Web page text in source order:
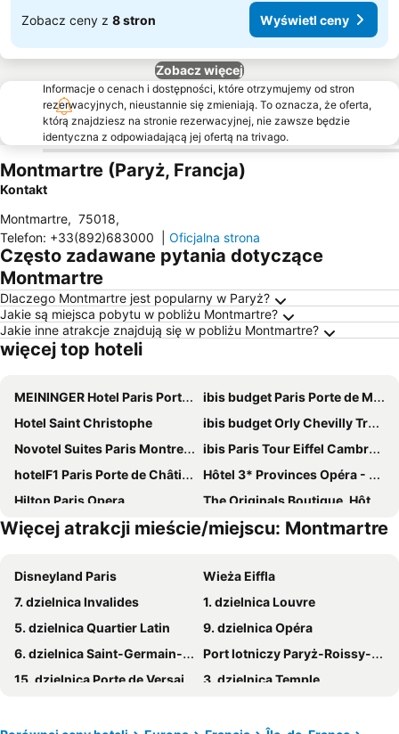
Zobacz ceny z 8 stron Wyświetl ceny
Zobacz więcej
Informacje o cenach i dostępności, które otrzymujemy od stron
rezerwacyjnych, nieustannie się zmieniają. To oznacza, że oferta,
którą znajdziesz na stronie rezerwacyjnej, nie zawsze będzie
identyczna z odpowiadającą jej ofertą na trivago.
Montmartre (Paryż, Francja)
Kontakt
Montmartre, 75018,
Telefon: +33(892)683000 Oficjalna strona
Często zadawane pytania dotyczące
Montmartre
Dlaczego Montmartre jest popularny w Paryż?
Jakie są miejsca pobytu w pobliżu Montmartre?
Jakie inne atrakcje znajdują się w pobliżu Montmartre?
więcej top hoteli
MEININGER Hotel Paris Porte De Vincennes
ibis budget Paris Porte de Montmartre
Hotel Saint Christophe
ibis budget Orly Chevilly Tram 7
Novotel Suites Paris Montreuil Vincennes
ibis Paris Tour Eiffel Cambronne 15ème
hotelF1 Paris Porte de Châtillon
Hôtel 3* Provinces Opéra - Vacances Bleues
Hilton Paris Opera
The Originals Boutique, Hôtel Maison Montmartre Paris Les Puces
ibis Budget Paris La Villette 19ème
ibis budget Paris Porte d'Italie Ouest
Au Royal Mad
Novotel Paris 17
ibis Styles Paris Meteor Avenue d'Italie
Campanile Prime Paris 19 - La Villette
Grand Hotel de Paris
Novotel Paris 14 Porte d'Orléans
Le Lampika Hotel
ibis budget Paris Porte d'Orleans
Hôtel Lodge In Paris 13
CAMPANILE PARIS 12 - Bercy Village
Więcej atrakcji mieście/miejscu: Montmartre
Disneyland Paris
Wieża Eiffla
7. dzielnica Invalides
1. dzielnica Louvre
5. dzielnica Quartier Latin
9. dzielnica Opéra
6. dzielnica Saint-Germain-des-Prés
Port lotniczy Paryż-Roissy-Charles de Gaulle
15. dzielnica Porte de Versailles
3. dzielnica Temple
2. dzielnica Sentier
4. dzielnica Hôtel-de-Ville